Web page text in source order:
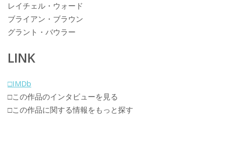
レイチェル・ウォード
ブライアン・ブラウン
グラント・バウラー
LINK
□IMDb
□この作品のインタビューを見る
□この作品に関する情報をもっと探す